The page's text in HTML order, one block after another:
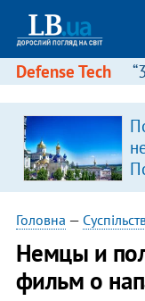
Defense Tech
Головна —
Немцы и
фильм о